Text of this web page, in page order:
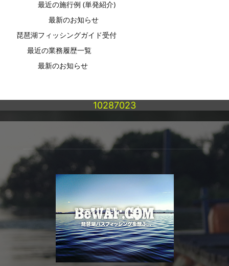
最近の施行例 (単発紹介)
最新のお知らせ
琵琶湖フィッシングガイド受付
最近の業務履歴一覧
最新のお知らせ
10287023